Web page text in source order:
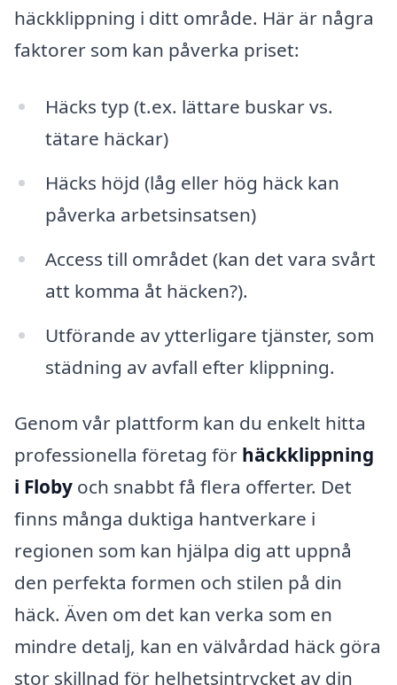
häckklippning i ditt område. Här är några
faktorer som kan påverka priset:
Häcks typ (t.ex. lättare buskar vs.
tätare häckar)
Häcks höjd (låg eller hög häck kan
påverka arbetsinsatsen)
Access till området (kan det vara svårt
att komma åt häcken?).
Utförande av ytterligare tjänster, som
städning av avfall efter klippning.
Genom vår plattform kan du enkelt hitta
professionella företag för häckklippning
i Floby och snabbt få flera offerter. Det
finns många duktiga hantverkare i
regionen som kan hjälpa dig att uppnå
den perfekta formen och stilen på din
häck. Även om det kan verka som en
mindre detalj, kan en välvårdad häck göra
stor skillnad för helhetsintrycket av din